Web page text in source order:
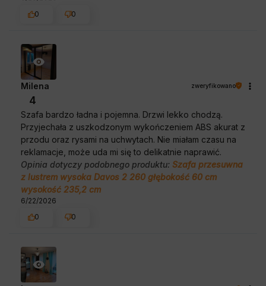
0
0
Milena zweryfikowano
4
Szafa bardzo ładna i pojemna. Drzwi lekko chodzą.
Przyjechała z uszkodzonym wykończeniem ABS akurat z
przodu oraz rysami na uchwytach. Nie miałam czasu na
reklamacje, może uda mi się to delikatnie naprawić.
Opinia dotyczy podobnego produktu: Szafa przesuwna
z lustrem wysoka Davos 2 260 głębokość 60 cm
wysokość 235,2 cm
6/22/2026
0
0